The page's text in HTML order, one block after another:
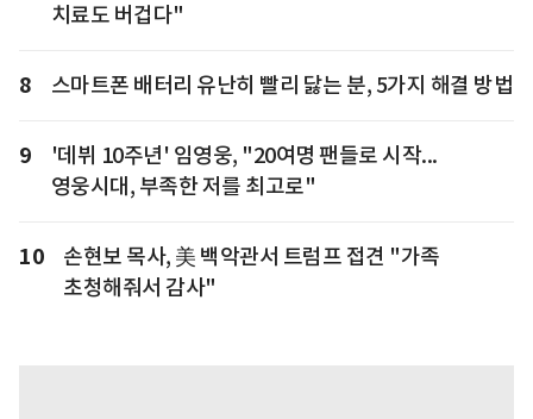
치료도 버겁다"
8 스마트폰 배터리 유난히 빨리 닳는 분, 5가지 해결 방법
9
'데뷔 10주년' 임영웅, "20여명 팬들로 시작...
영웅시대, 부족한 저를 최고로"
10
손현보 목사, 美 백악관서 트럼프 접견 "가족
초청해줘서 감사"